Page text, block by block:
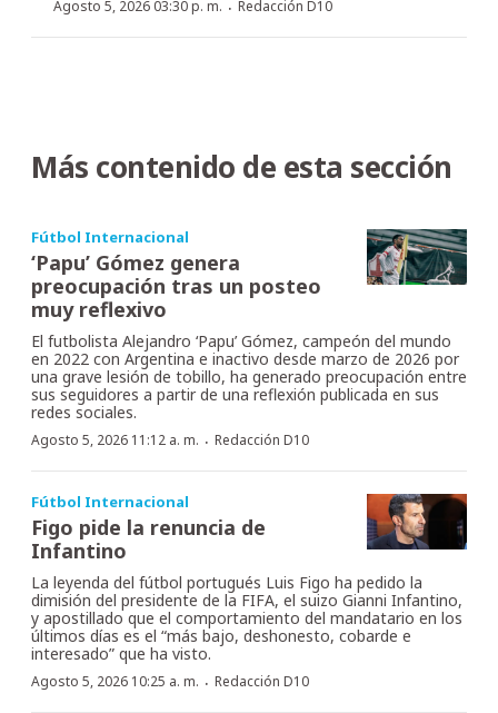
Agosto 5, 2026 03:30 p. m. · Redacción D10
Más contenido de esta sección
Fútbol Internacional
‘Papu’ Gómez genera
preocupación tras un posteo
muy reflexivo
El futbolista Alejandro ‘Papu’ Gómez, campeón del mundo
en 2022 con Argentina e inactivo desde marzo de 2026 por
una grave lesión de tobillo, ha generado preocupación entre
sus seguidores a partir de una reflexión publicada en sus
redes sociales.
Agosto 5, 2026 11:12 a. m. · Redacción D10
Fútbol Internacional
Figo pide la renuncia de
Infantino
La leyenda del fútbol portugués Luis Figo ha pedido la
dimisión del presidente de la FIFA, el suizo Gianni Infantino,
y apostillado que el comportamiento del mandatario en los
últimos días es el “más bajo, deshonesto, cobarde e
interesado” que ha visto.
Agosto 5, 2026 10:25 a. m. · Redacción D10